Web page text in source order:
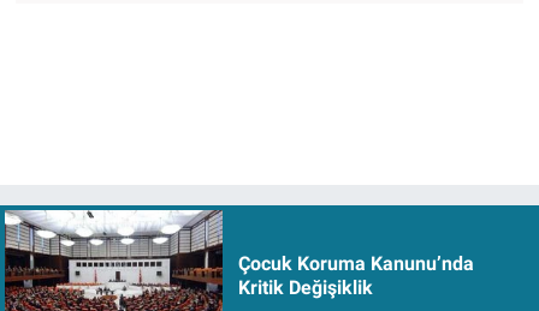
Çocuk Koruma Kanunu’nda
Kritik Değişiklik